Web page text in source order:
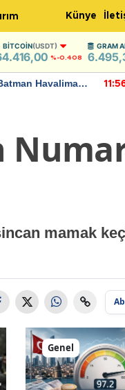
Künye
BITCOIN(USDT)
%-0.408
GRAM
Havalimanı
mamak
Genel